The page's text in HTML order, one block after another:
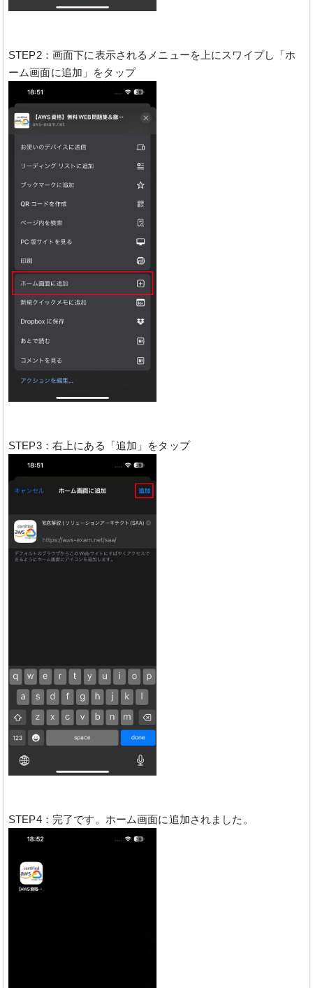
STEP2：画面下に表示されるメニューを上にスワイプし「ホ
ーム画面に追加」をタップ
STEP3：右上にある「追加」をタップ
STEP4：完了です。ホーム画面に追加されました。